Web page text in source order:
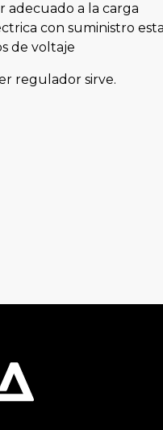
adecuado a la carga
con suministro
de voltaje
regulador sirve.